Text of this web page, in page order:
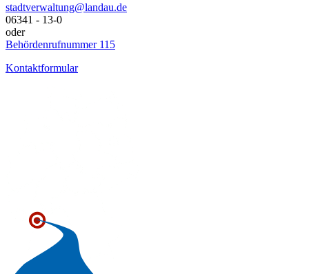
stadtverwaltung@landau.de
06341 - 13-0
oder
Behördenrufnummer 115
Kontaktformular